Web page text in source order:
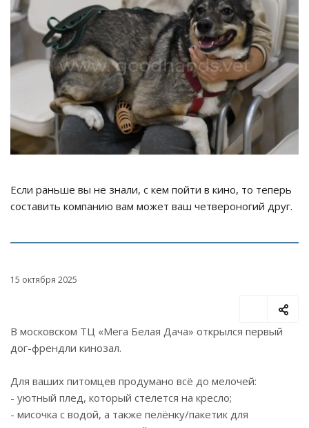
Если раньше вы не знали, с кем пойти в кино, то теперь
составить компанию вам может ваш четвероногий друг.
15 октября 2025
В московском ТЦ «Мега Белая Дача» открылся первый
дог-френдли кинозал.
Для ваших питомцев продумано всё до мелочей:
- уютный плед, который стелется на кресло;
- мисочка с водой, а также пелёнку/пакетик для